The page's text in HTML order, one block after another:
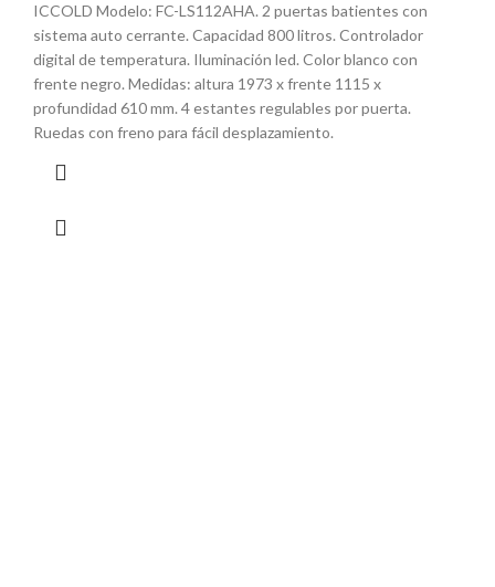
ICCOLD Modelo: FC-LS112AHA. 2 puertas batientes con
sistema auto cerrante. Capacidad 800 litros. Controlador
digital de temperatura. Iluminación led. Color blanco con
frente negro. Medidas: altura 1973 x frente 1115 x
profundidad 610 mm. 4 estantes regulables por puerta.
Ruedas con freno para fácil desplazamiento.